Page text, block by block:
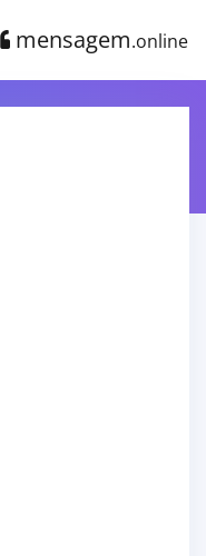
mensagem.online